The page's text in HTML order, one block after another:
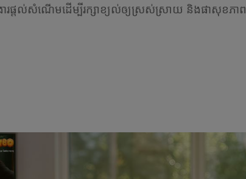
រផ្តល់សំណើមដើម្បីរក្សាខ្យល់ឲ្យស្រស់ស្រាយ និងផាសុខភាព